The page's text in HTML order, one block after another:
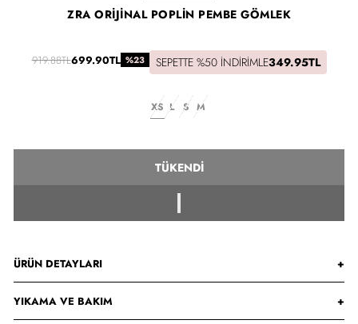
ZRA ORIJINAL POPLIN PEMBE GÖMLEK
919.88TL699.90TL %23 SEPETTE %50 İNDIRIMLE349.95TL
XS L S M
TÜKENDI
ÜRÜN DETAYLARI +
YIKAMA VE BAKIM +